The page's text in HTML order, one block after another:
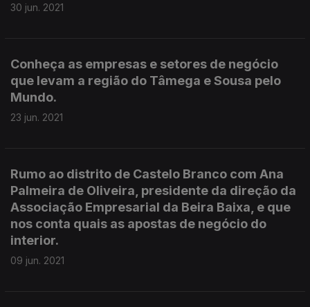
30 jun. 2021
Conheça as empresas e setores de negócio
que levam a região do Tâmega e Sousa pelo
Mundo.
23 jun. 2021
Rumo ao distrito de Castelo Branco com Ana
Palmeira de Oliveira, presidente da direção da
Associação Empresarial da Beira Baixa, e que
nos conta quais as apostas de negócio do
interior.
09 jun. 2021